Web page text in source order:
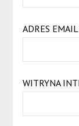
ADRES EMAIL
WITRYNA